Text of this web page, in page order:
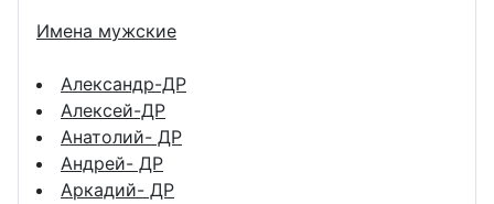
Имена мужские
Александр-ДР
Алексей-ДР
Анатолий- ДР
Андрей- ДР
Аркадий- ДР